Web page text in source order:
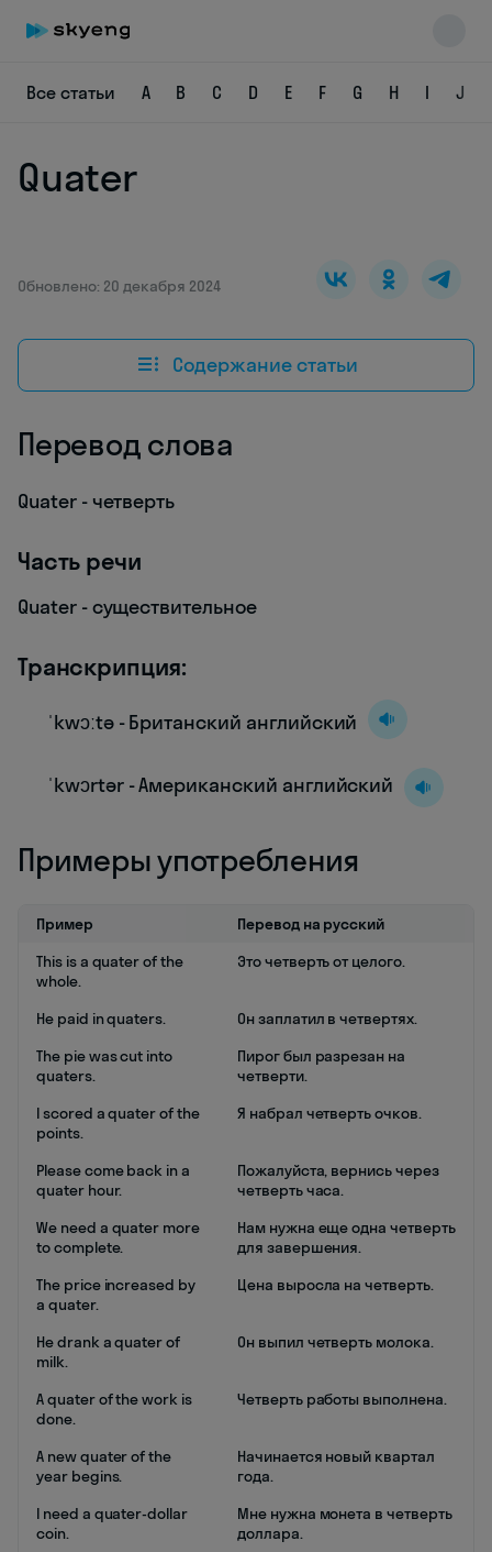
Все статьи A B C D E F G H I J
Quater
Обновлено: 20 декабря 2024
Содержание статьи
Перевод слова
Quater - четверть
Часть речи
Quater - существительное
Транскрипция:
ˈkwɔːtə - Британский английский
ˈkwɔrtər - Американский английский
Примеры употребления
Пример
Перевод на русский
This is a quater of the
whole.
Это четверть от целого.
He paid in quaters.
Он заплатил в четвертях.
The pie was cut into
quaters.
Пирог был разрезан на
четверти.
I scored a quater of the
points.
Я набрал четверть очков.
Please come back in a
quater hour.
Пожалуйста, вернись через
четверть часа.
We need a quater more
to complete.
Нам нужна еще одна четверть
для завершения.
The price increased by
a quater.
Цена выросла на четверть.
He drank a quater of
milk.
Он выпил четверть молока.
A quater of the work is
done.
Четверть работы выполнена.
A new quater of the
year begins.
Начинается новый квартал
года.
I need a quater-dollar
coin.
Мне нужна монета в четверть
доллара.